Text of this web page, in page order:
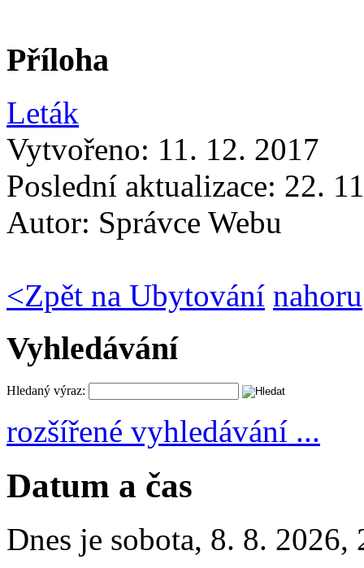
Příloha
Leták
Vytvořeno: 11. 12. 2017
Poslední aktualizace: 22.
Autor: Správce Webu
<Zpět na Ubytování nahoru
Vyhledávání
Hledaný výraz:
rozšířené vyhledávání ...
Datum a čas
Dnes je sobota, 8. 8. 2026,